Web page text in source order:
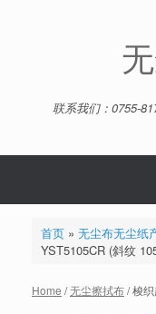
联系我们：0755-
首页» 无尘布无尘纸
YST5105CR (斜纹
Home /无尘擦拭布/ 梭